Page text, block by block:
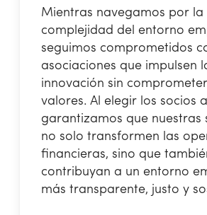
Mientras navegamos por la
complejidad del entorno
seguimos comprometidos
asociaciones que impulsen
innovación sin
valores. Al elegir los socios
garantizamos que nuestras
no solo transformen las
financieras, sino que
contribuyan a un entorno
más transparente, justo y